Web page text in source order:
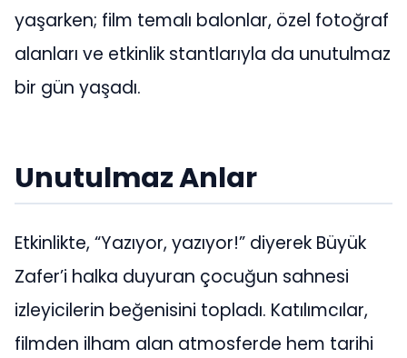
yaşarken; film temalı balonlar, özel fotoğraf
alanları ve etkinlik stantlarıyla da unutulmaz
bir gün yaşadı.
Unutulmaz Anlar
Etkinlikte, “Yazıyor, yazıyor!” diyerek Büyük
Zafer’i halka duyuran çocuğun sahnesi
izleyicilerin beğenisini topladı. Katılımcılar,
filmden ilham alan atmosferde hem tarihi